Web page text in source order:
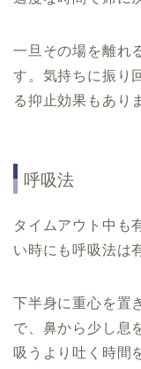
一旦その場を離れ
す。気持ちに振り
る抑止効果もあり
呼吸法
タイムアウト中も
い時にも呼吸法は
下半身に重心を置
で、鼻から少し息
吸うより吐く時間